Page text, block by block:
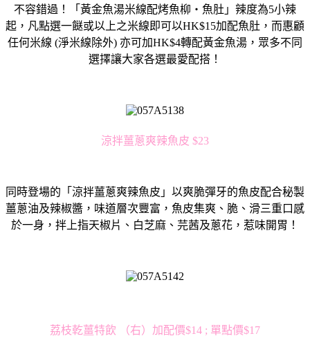
不容錯過！「黃金魚湯米線配烤魚柳‧魚肚」辣度為5小辣
起，凡點選一餸或以上之米線即可以HK$15加配魚肚，而惠顧
任何米線 (淨米線除外) 亦可加HK$4轉配黃金魚湯，眾多不同
選擇讓大家各選最愛配搭！
涼拌薑蔥爽辣魚皮 $23
同時登場的「涼拌薑蔥爽辣魚皮」以爽脆彈牙的魚皮配合秘製
薑蔥油及辣椒醬，味道層次豐富，魚皮集爽、脆、滑三重口感
於一身，拌上指天椒片、白芝麻、芫茜及蔥花，惹味開胃！
荔枝乾薑特飲 （右）加配價$14 ; 單點價$17